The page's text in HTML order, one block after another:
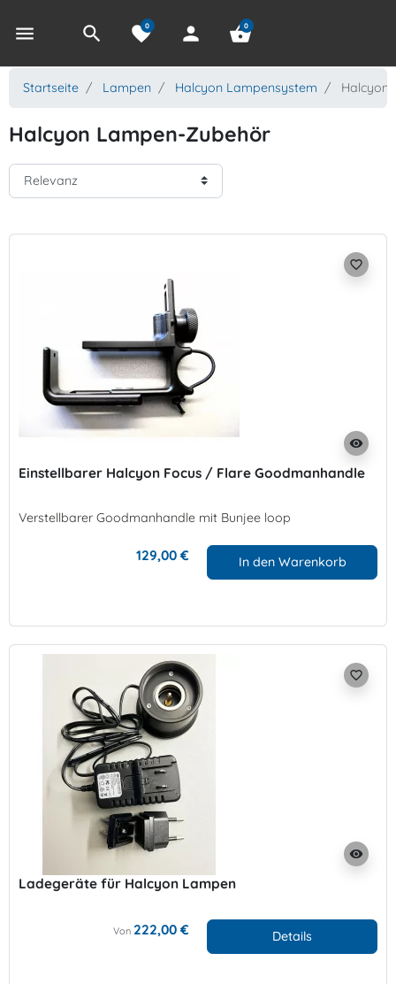
menu search favorite
0 person shopping_basket
0
Startseite Lampen Halcyon Lampensystem Halcyon
Halcyon Lampen-Zubehör
visibility
favorite_border
Einstellbarer Halcyon Focus / Flare Goodmanhandle
Verstellbarer Goodmanhandle mit Bunjee loop
129,00 € In den Warenkorb
visibility
favorite_border
Ladegeräte für Halcyon Lampen
Von 222,00 € Details